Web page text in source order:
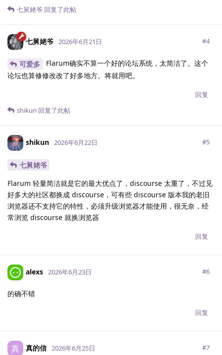
七舅姥爷 回复了此帖
七舅姥爷 2026年6月21日 #4
可爱多
Flarum确实不算一个好的论坛系统，太简洁了。这个
论坛也算修修改改了好多地方。将就用吧。
回复
shikun 回复了此帖
shikun 2026年6月22日 #5
七舅姥爷
Flarum 轻量简洁就是它的最大优点了，discourse 太重了，不过见
好多大的社区都换成 discourse，可有些 discourse 版本我的老旧
浏览器还不支持它的特性，必须升级浏览器才能使用，很无奈，经
常浏览 discourse 就换浏览器
回复
alexs 2026年6月23日 #6
的确不错
回复
真 真的信 2026年6月25日 #7